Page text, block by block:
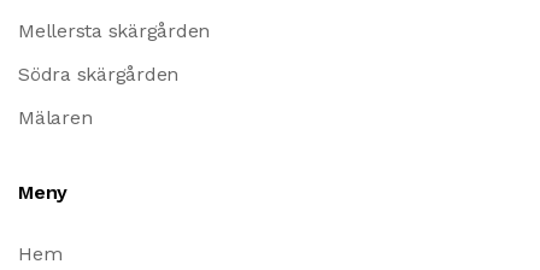
Mellersta skärgården
Södra skärgården
Mälaren
Meny
Hem